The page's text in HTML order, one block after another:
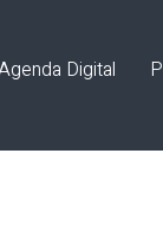
Digital